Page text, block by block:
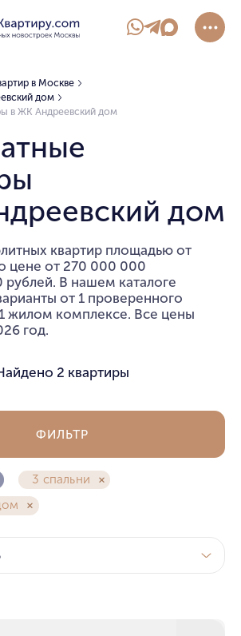
в Москве
дом
в ЖК Андреевский дом
дом
квартир площадью от
цене от 270 000 000
В нашем каталоге
от 1 проверенного
жилом комплексе. Все цены
год.
2 квартиры
3 спальни
ФИЛЬТР